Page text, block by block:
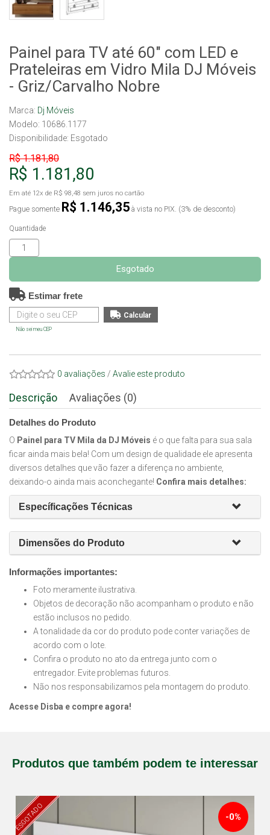
Painel para TV até 60" com LED e
Prateleiras em Vidro Mila DJ Móveis
- Griz/Carvalho Nobre
Marca: Dj Móveis
Modelo: 10686.1177
Disponibilidade: Esgotado
R$ 1.181,80
R$ 1.181,80
Em até 12x de R$ 98,48 sem juros no cartão
Pague somente R$ 1.146,35 à vista no PIX. (3% de desconto)
Quantidade
Esgotado
Estimar frete
Não sei meu CEP
0 avaliações / Avalie este produto
Descrição Avaliações (0)
Detalhes do Produto
O Painel para TV Mila da DJ Móveis é o que falta para sua sala
ficar ainda mais bela! Com um design de qualidade ele apresenta
diversos detalhes que vão fazer a diferença no ambiente,
deixando-o ainda mais aconchegante! Confira mais detalhes:
Específicações Técnicas
Dimensões do Produto
Informações importantes:
Foto meramente ilustrativa.
Objetos de decoração não acompanham o produto e não
estão inclusos no pedido.
A tonalidade da cor do produto pode conter variações de
acordo com o lote.
Confira o produto no ato da entrega junto com o
entregador. Evite problemas futuros.
Não nos responsabilizamos pela montagem do produto.
Acesse Disba e compre agora!
Produtos que também podem te interessar
ESGOTADO -0%